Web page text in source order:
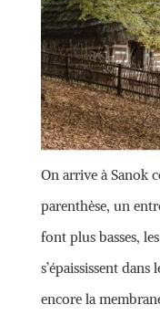
On arrive à Sanok
parenthèse, un
font plus basses,
s’épaississent
encore la